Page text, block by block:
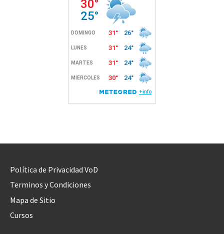
Política de Privacidad VoD
Terminos y Condiciones
Mapa de Sitio
Cursos